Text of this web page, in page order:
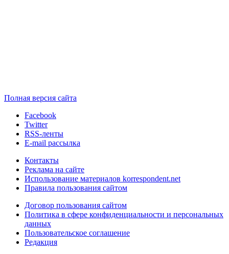
Полная версия сайта
Facebook
Twitter
RSS-ленты
E-mail рассылка
Контакты
Реклама на сайте
Использование материалов korrespondent.net
Правила пользования сайтом
Договор пользования сайтом
Политика в сфере конфиденциальности и персональных
данных
Пользовательское соглашение
Редакция